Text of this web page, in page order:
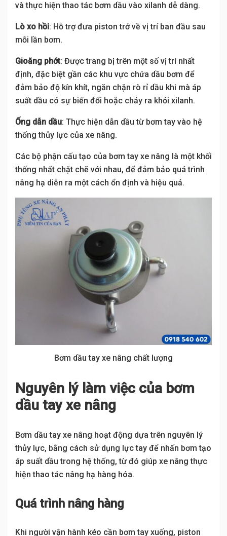
và thực hiện thao tác bơm dầu vào xilanh dễ dàng.
Lò xo hồi: Hỗ trợ đưa piston trở về vị trí ban đầu sau
mỗi lần bơm.
Gioăng phớt: Được trang bị trên một số vị trí nhất
định, đặc biệt gần các khu vực chứa dầu bơm để
đảm bảo độ kín khít, ngăn chặn rò rỉ dầu khi mà áp
suất dầu có sự biến đổi hoặc chảy ra khỏi xilanh.
Ống dẫn dầu: Thực hiện dẫn dầu từ bơm tay vào hệ
thống thủy lực của xe nâng.
Các bộ phận cấu tạo của bơm tay xe nâng là một khối
thống nhất chặt chẽ với nhau, để đảm bảo quá trình
nâng hạ diễn ra một cách ổn định và hiệu quả.
Bơm dầu tay xe nâng chất lượng
Nguyên lý làm việc của bơm
dầu tay xe nâng
Bơm dầu tay xe nâng hoạt động dựa trên nguyên lý
thủy lực, bằng cách sử dụng lực tay để nhấn bơm tạo
áp suất dầu trong hệ thống, từ đó giúp xe nâng thực
hiện thao tác nâng hạ hàng hóa.
Quá trình nâng hàng
Khi người vận hành kéo cần bơm tay xuống, piston